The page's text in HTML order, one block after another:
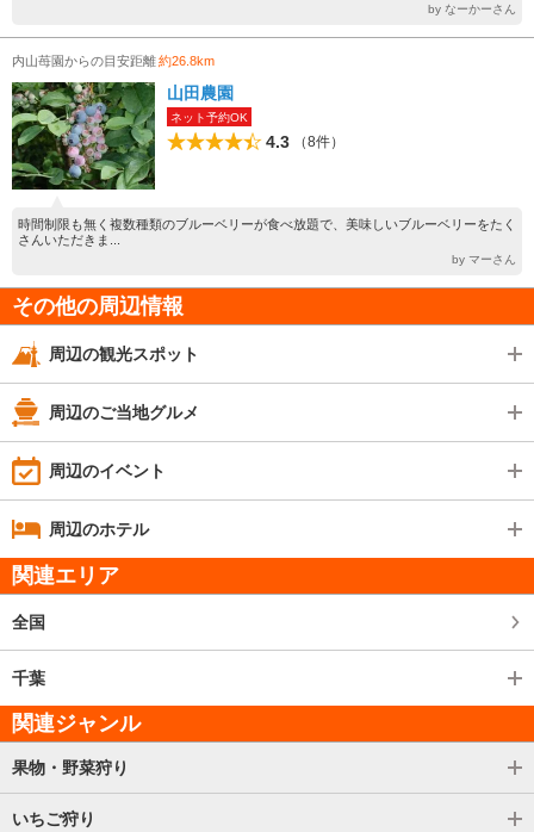
by なーかーさん
内山苺園からの目安距離約26.8km
山田農園
ネット予約OK
4.3 （8件）
時間制限も無く複数種類のブルーベリーが食べ放題で、美味しいブルーベリーをたく
さんいただきま...
by マーさん
その他の周辺情報
周辺の観光スポット
周辺のご当地グルメ
周辺のイベント
周辺のホテル
関連エリア
全国
千葉
関連ジャンル
果物・野菜狩り
いちご狩り